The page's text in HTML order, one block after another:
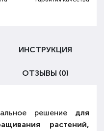
ИНСТРУКЦИЯ
ОТЗЫВЫ (0)
решение для
растений,